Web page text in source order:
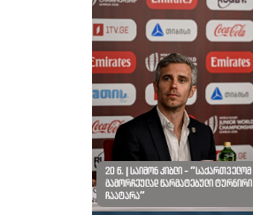
20 წ. | საიმონ კიბლი - “საქართველომ
გამორჩეულად წარმატებული ტურნირი
ჩაატარა”